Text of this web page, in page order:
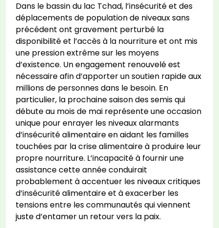
Dans le bassin du lac Tchad, l’insécurité et des
déplacements de population de niveaux sans
précédent ont gravement perturbé la
disponibilité et l’accès à la nourriture et ont mis
une pression extrême sur les moyens
d’existence. Un engagement renouvelé est
nécessaire afin d’apporter un soutien rapide aux
millions de personnes dans le besoin. En
particulier, la prochaine saison des semis qui
débute au mois de mai représente une occasion
unique pour enrayer les niveaux alarmants
d’insécurité alimentaire en aidant les familles
touchées par la crise alimentaire à produire leur
propre nourriture. L’incapacité à fournir une
assistance cette année conduirait
probablement à accentuer les niveaux critiques
d’insécurité alimentaire et à exacerber les
tensions entre les communautés qui viennent
juste d’entamer un retour vers la paix.